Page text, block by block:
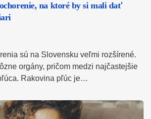
na ktoré by si mali dať
sú na Slovensku veľmi rozšírené.
orgány, pričom medzi najčastejšie
Rakovina pľúc je…